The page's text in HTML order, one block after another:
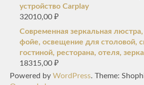
устройство Carplay
32010,00 ₽
Современная зеркальная
фойе, освещение для столовой,
гостиной, ресторана, отеля,
18315,00 ₽
Powered by WordPress. Theme: